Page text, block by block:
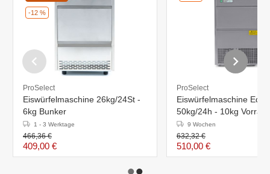
-12 %
ProSelect
Eiswürfelmaschine 26kg/24St -
6kg Bunker
1 - 3 Werktage
466,36 €
409,00 €
ProSelect
Eiswürfelmaschine
50kg/24h - 10kg
9 Wochen
632,32 €
510,00 €